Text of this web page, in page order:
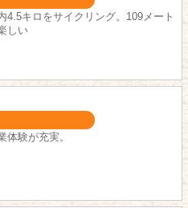
4.5キロをサイクリング。109メート
しい
体験が充実。